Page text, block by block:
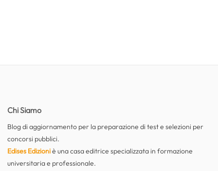
Chi Siamo
Blog di aggiornamento per la preparazione di test e selezioni per
concorsi pubblici.
Edises Edizioniè una casa editrice specializzata in formazione
universitaria e professionale.